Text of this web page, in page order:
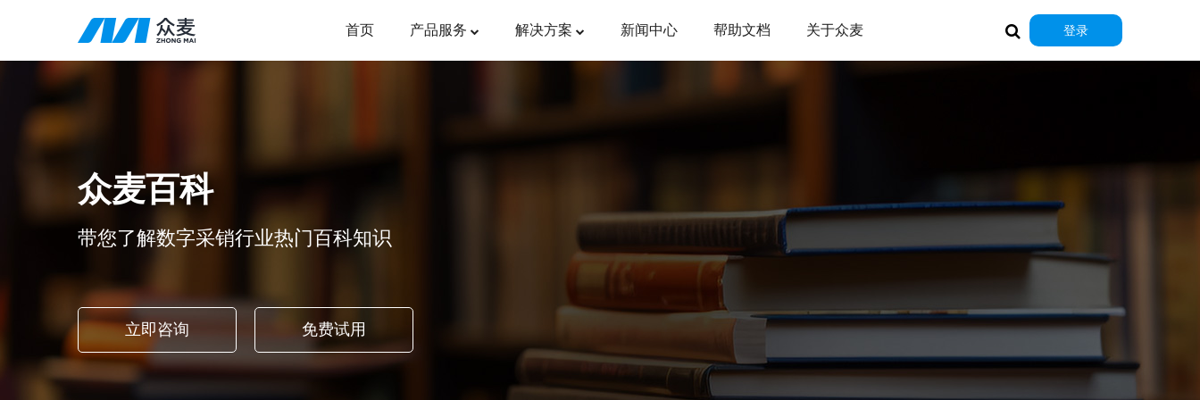
首页 产品服务 解决方案 新闻中心 帮助文档 关于众麦 登录
众麦百科
带您了解数字采销行业热门百科知识
立即咨询 免费试用